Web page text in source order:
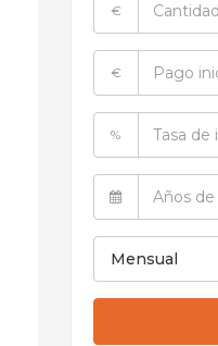
€
€
%
Mensual